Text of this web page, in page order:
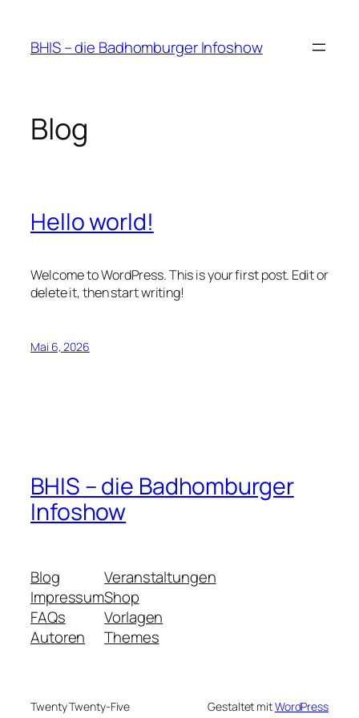
springen
BHIS – die Badhomburger Infoshow
Blog
Hello world!
Welcome to WordPress. This is your first post. Edit or
delete it, then start writing!
Mai 6, 2026
BHIS – die Badhomburger
Infoshow
Blog
Impressum
FAQs
Autoren
Veranstaltungen
Shop
Vorlagen
Themes
Twenty Twenty-Five Gestaltet mitWordPress